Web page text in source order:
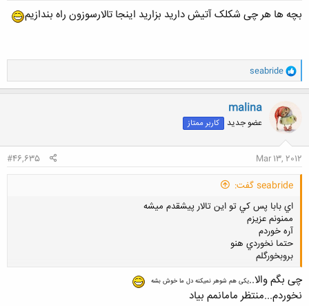
بچه ها هر چی شکلک آتیش دارید بزارید اینجا تالارسوزون راه بندازیم
و
ا
ک
ن
ش
ه
ا
seabride
malina
عضو جدید کاربر ممتاز
Mar 13, 2012
#46,635
seabride گفت:
اي بابا پس كي تو اين تالار پيشقدم ميشه
ممنونم عزيزم
آره خوردم
حتما نخوردي هنو
بروبخورگلم
کلیک کنید تا باز شود...
چی بگم والا..یکی هم شوهر نمیکنه دل ما خوش بشه
نخوردم...منتظر مامانمم بیاد